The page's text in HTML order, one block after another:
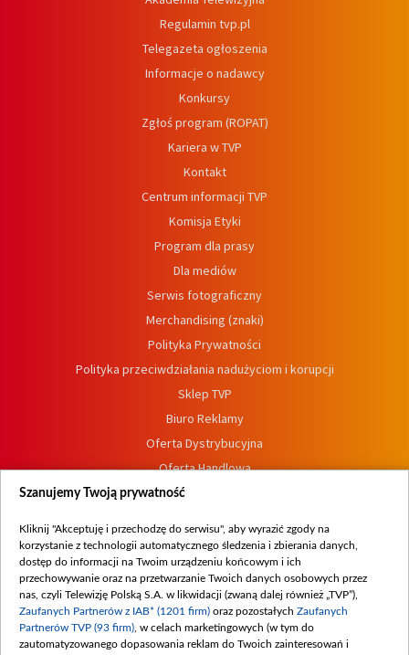
Regulamin tvp.pl
Telegazeta ogłoszenia
Informacje o nadawcy
Konkursy
Zgłoś program (ROPAT)
Kariera w TVP
Kontakt
Centrum informacji TVP
Komisja Etyki
Program dla prasy
Dla mediów
Serwis fotograficzny
Merchandising (znaki)
Polityka Prywatności
Polityka przeciwdziałania nadużyciom i korupcji
Sklep TVP
Biuro Reklamy
Oferta Dystrybucyjna
Oferta Handlowa
Dostępność
Procedura zgłoszeń wewnętrznych
Szanujemy Twoją prywatność
Kliknij "Akceptuję i przechodzę do serwisu", aby wyrazić zgody na
korzystanie z technologii automatycznego śledzenia i zbierania danych,
dostęp do informacji na Twoim urządzeniu końcowym i ich
przechowywanie oraz na przetwarzanie Twoich danych osobowych przez
nas, czyli Telewizję Polską S.A. w likwidacji (zwaną dalej również „TVP”),
Zaufanych Partnerów z IAB* (1201 firm) oraz pozostałych Zaufanych
Partnerów TVP (93 firm) , w celach marketingowych (w tym do
zautomatyzowanego dopasowania reklam do Twoich zainteresowań i